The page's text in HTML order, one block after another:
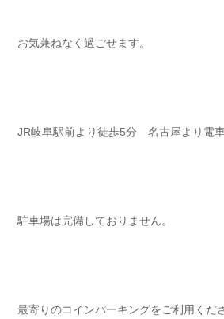
お気兼ねなく過ごせます⁡⁡⁡⁡。
JR岐阜駅前より徒歩5分 名古屋より電
駐車場は完備しておりません⁡⁡⁡⁡。
最寄りのコインパーキングをご利用くだ